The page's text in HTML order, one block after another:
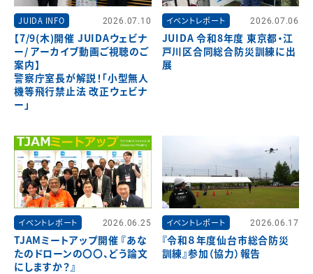
JUIDA INFO 2026.07.10
【7/9(木)開催 JUIDAウェビナ
ー/ アーカイブ動画ご視聴のご
案内】
警察庁室長が解説！「小型無人
機等飛行禁止法 改正ウェビナ
ー」
イベントレポート 2026.07.06
JUIDA 令和8年度 東京都・江
戸川区合同総合防災訓練に出
展
イベントレポート 2026.06.25
TJAMミートアップ開催 『あな
たのドローンの〇〇、どう論文
にしますか？』
イベントレポート 2026.06.17
『令和８年度仙台市総合防災
訓練』参加（協力）報告